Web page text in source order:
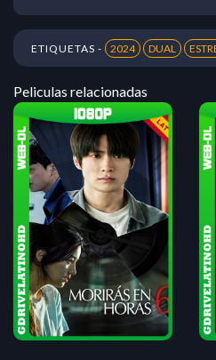
ETIQUETAS - 2024 DUAL
Peliculas relacionadas